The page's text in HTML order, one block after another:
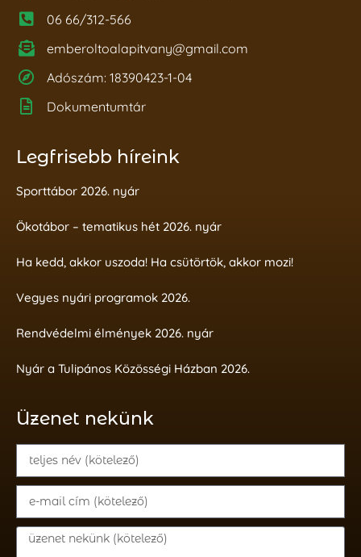
06 66/312-566
emberoltoalapitvany@gmail.com
Adószám: 18390423-1-04
Dokumentumtár
Legfrisebb híreink
Sporttábor 2026. nyár
Ökotábor – tematikus hét 2026. nyár
Ha kedd, akkor uszoda! Ha csütörtök, akkor mozi!
Vegyes nyári programok 2026.
Rendvédelmi élmények 2026. nyár
Nyár a Tulipános Közösségi Házban 2026.
Üzenet nekünk